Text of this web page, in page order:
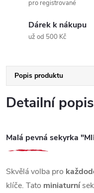
pro registrované
Dárek k nákupu
už od 500 Kč
Popis produktu
Detailní
Malá pevná sekyrka
Skvělá volba pro
klíče. Tato miniaturní